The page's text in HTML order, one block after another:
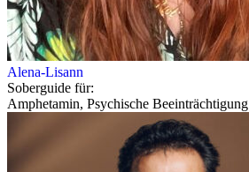
Alena-Lisann
Soberguide für:
Amphetamin, Psychische Beeinträchtigung